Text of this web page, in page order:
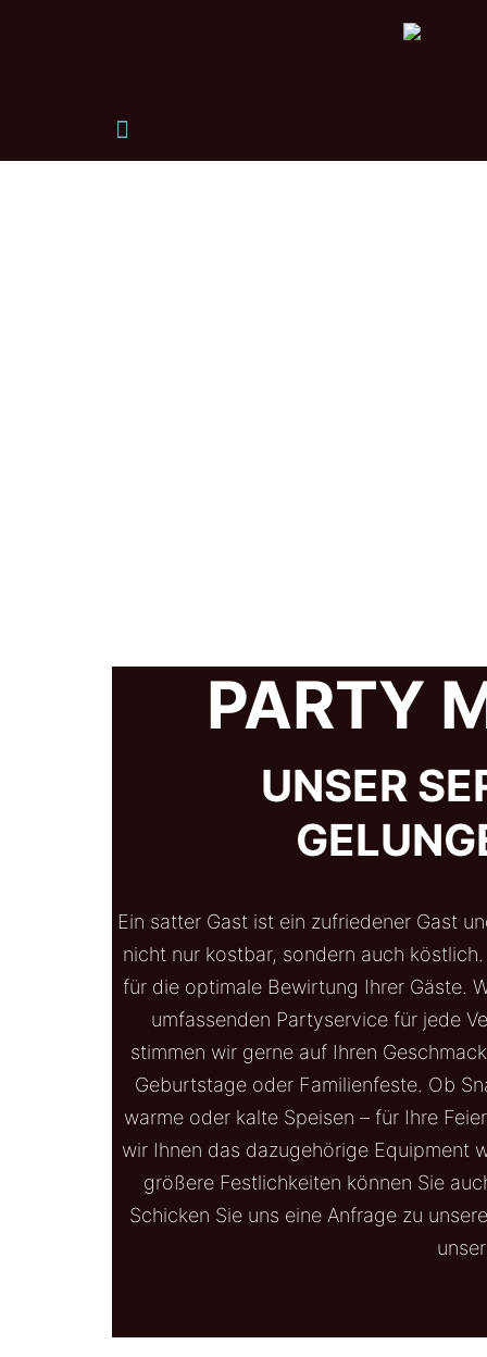
PARTY
UNSER
Ein satter Gast ist ein zufriedener Gast
nicht nur kostbar, sondern auch
für die optimale Bewirtung Ihrer Gäste.
umfassenden Partyservice für jede
stimmen wir gerne auf Ihren
Geburtstage oder Familienfeste. Ob
warme oder kalte Speisen – für Ihre
wir Ihnen das dazugehörige Equipment
größere Festlichkeiten können Sie
Schicken Sie uns eine Anfrage zu